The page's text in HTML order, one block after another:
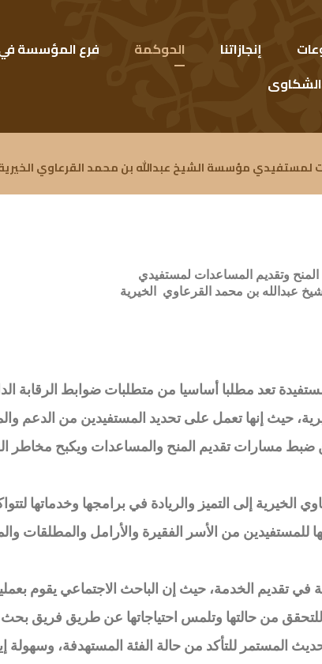
إنجازاتنا الحوكمة
فرع المؤسسة في
لمستفيدي مؤسسة الشيخ عبدالله بن محمد القرعاوي
وتقديم المساعدات لمستفيدي
عبدالله بن محمد القرعاوي الخيرية
تعد مطلبا أساسيا من متطلبات ضوابط الرقابة
حيث إنها تعمل على تحديد المستفيدين من الدعم
مسارات تقديم المنح والمساعدات ويكبح مخاطر
إلى التميز والريادة في برامجها وخدماتها
من الأسر الفقيرة والأرامل والمطلقات
في تقديم الخدمة، حيث إن الباحث الاجتماعي يقوم
من حالتها وتلمس احتياجاتها عن طريق فريق
المستمر للتأكد من حالة الفئة المستهدفة،